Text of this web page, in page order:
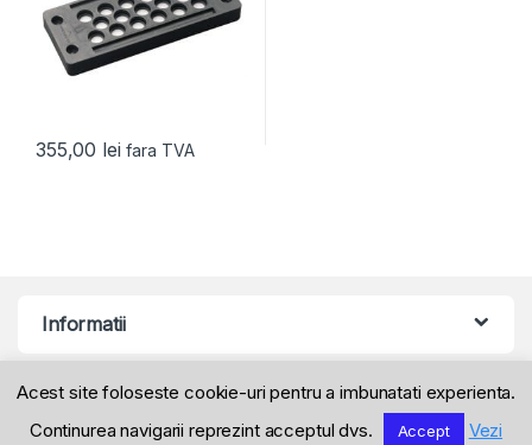
355,00 lei fara TVA
Informatii
Produse
Acest site foloseste cookie-uri pentru a imbunatati experienta.
Continurea navigarii reprezint acceptul dvs.
Accept Vezi